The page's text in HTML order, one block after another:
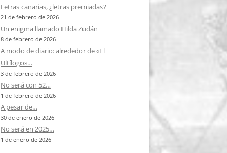
Letras canarias, ¿letras premiadas?
21 de febrero de 2026
Un enigma llamado Hilda Zudán
8 de febrero de 2026
A modo de diario: alrededor de «El
Ultílogo»…
3 de febrero de 2026
No será con 52…
1 de febrero de 2026
A pesar de…
30 de enero de 2026
No será en 2025…
1 de enero de 2026